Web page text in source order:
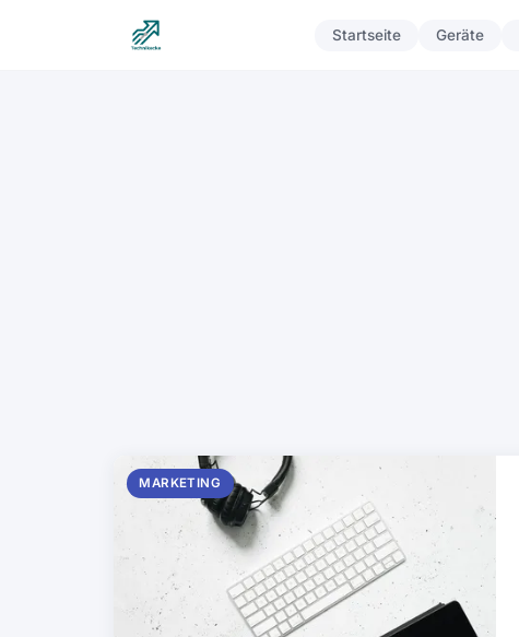
Startseite Geräte
MARKETING